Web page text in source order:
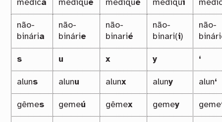
médica médique mediqué mediqui
não-
binária
não-
binárie
não-
binarié
não-
binari(i)
não-
binári
s u x y ‘
aluns alunu alunx aluny alun‘
gêmes gemeú gêmex gemey geme